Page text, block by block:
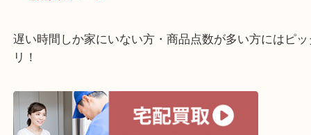
・ライン査定お待ちしています